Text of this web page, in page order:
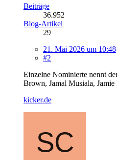
Beiträge
36.952
Blog-Artikel
29
21. Mai 2026 um 10:48
#2
Einzelne Nominierte nennt
Brown, Jamal Musiala,
kicker.de